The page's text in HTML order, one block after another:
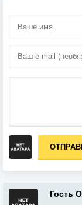
Гость